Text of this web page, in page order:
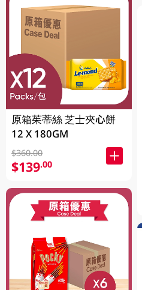
原箱茱蒂絲 芝士夾心餅
12 X 180GM
$360.00
$139.00